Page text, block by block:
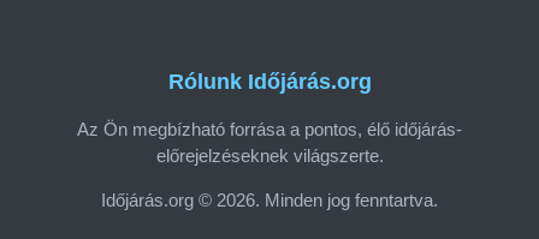
Rólunk Időjárás.org
Az Ön megbízható forrása a pontos, élő időjárás-
előrejelzéseknek világszerte.
Időjárás.org © 2026. Minden jog fenntartva.